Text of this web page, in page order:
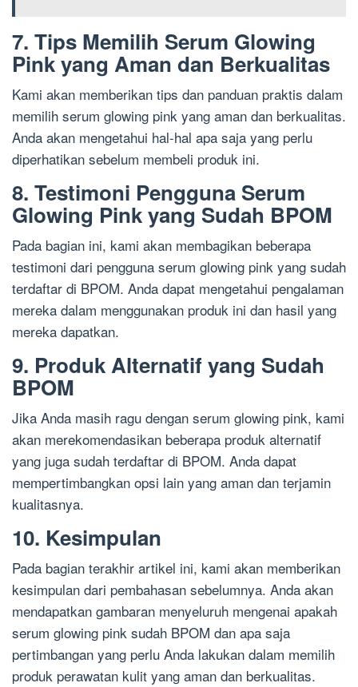
7. Tips Memilih Serum Glowing
Pink yang Aman dan Berkualitas
Kami akan memberikan tips dan panduan praktis dalam
memilih serum glowing pink yang aman dan berkualitas.
Anda akan mengetahui hal-hal apa saja yang perlu
diperhatikan sebelum membeli produk ini.
8. Testimoni Pengguna Serum
Glowing Pink yang Sudah BPOM
Pada bagian ini, kami akan membagikan beberapa
testimoni dari pengguna serum glowing pink yang sudah
terdaftar di BPOM. Anda dapat mengetahui pengalaman
mereka dalam menggunakan produk ini dan hasil yang
mereka dapatkan.
9. Produk Alternatif yang Sudah
BPOM
Jika Anda masih ragu dengan serum glowing pink, kami
akan merekomendasikan beberapa produk alternatif
yang juga sudah terdaftar di BPOM. Anda dapat
mempertimbangkan opsi lain yang aman dan terjamin
kualitasnya.
10. Kesimpulan
Pada bagian terakhir artikel ini, kami akan memberikan
kesimpulan dari pembahasan sebelumnya. Anda akan
mendapatkan gambaran menyeluruh mengenai apakah
serum glowing pink sudah BPOM dan apa saja
pertimbangan yang perlu Anda lakukan dalam memilih
produk perawatan kulit yang aman dan berkualitas.